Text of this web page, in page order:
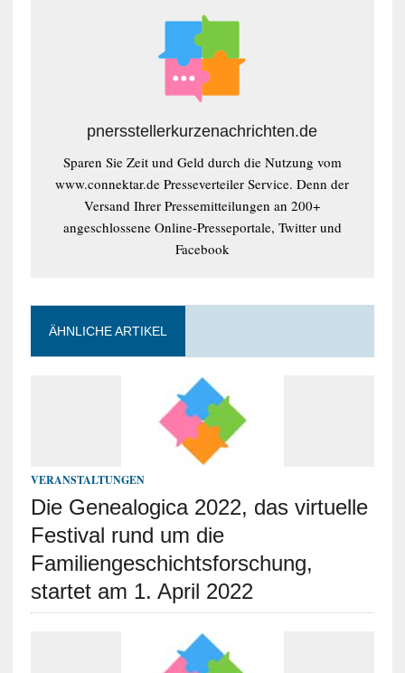
pnersstellerkurzenachrichten.de
Sparen Sie Zeit und Geld durch die Nutzung vom
www.connektar.de Presseverteiler Service. Denn der
Versand Ihrer Pressemitteilungen an 200+
angeschlossene Online-Presseportale, Twitter und
Facebook
ÄHNLICHE ARTIKEL
VERANSTALTUNGEN
Die Genealogica 2022, das virtuelle
Festival rund um die
Familiengeschichtsforschung,
startet am 1. April 2022